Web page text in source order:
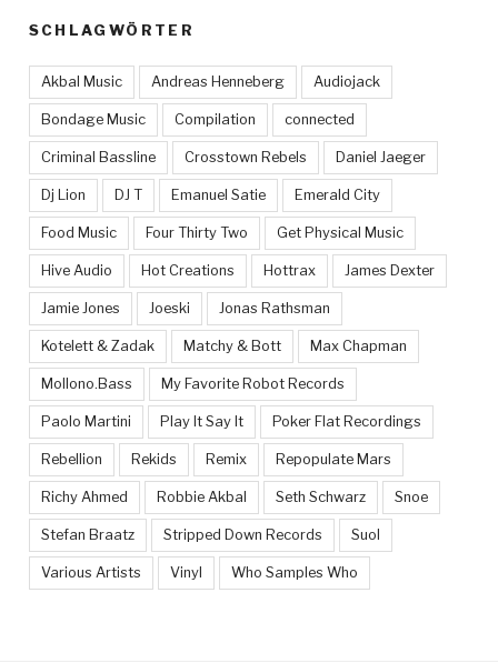
SCHLAGWÖRTER
Akbal Music Andreas Henneberg Audiojack
Bondage Music Compilation connected
Criminal Bassline Crosstown Rebels Daniel Jaeger
Dj Lion DJ T Emanuel Satie Emerald City
Food Music Four Thirty Two Get Physical Music
Hive Audio Hot Creations Hottrax James Dexter
Jamie Jones Joeski Jonas Rathsman
Kotelett & Zadak Matchy & Bott Max Chapman
Mollono.Bass My Favorite Robot Records
Paolo Martini Play It Say It Poker Flat Recordings
Rebellion Rekids Remix Repopulate Mars
Richy Ahmed Robbie Akbal Seth Schwarz Snoe
Stefan Braatz Stripped Down Records Suol
Various Artists Vinyl Who Samples Who